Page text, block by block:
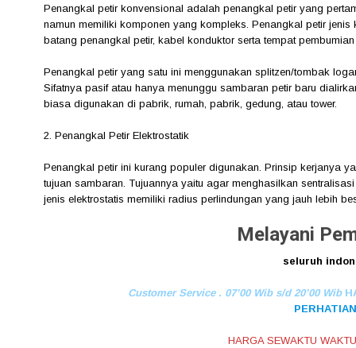
Penangkal petir konvensional adalah penangkal petir yang
namun memiliki komponen yang kompleks. Penangkal petir
batang penangkal petir, kabel konduktor serta tempat
Penangkal petir yang satu ini menggunakan splitzen/tombak
Sifatnya pasif atau hanya menunggu sambaran petir baru
biasa digunakan di pabrik, rumah, pabrik, gedung, atau tower.
2. Penangkal Petir Elektrostatik
Penangkal petir ini kurang populer digunakan. Prinsip kerjanya
tujuan sambaran. Tujuannya yaitu agar menghasilkan
jenis elektrostatis memiliki radius perlindungan yang jauh lebih
Melayani
seluruh
Customer Service . 07’00 Wib s/d 20’00 Wib
HARGA SEWAKTU